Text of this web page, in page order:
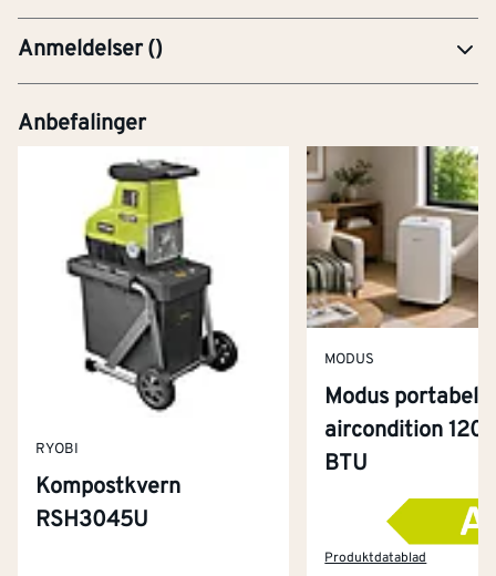
Anmeldelser()
Anbefalinger
RYOBI
Kompostkvern
RSH3045U
MODUS
Modus portabel
aircondition
BTU
Produktdatablad